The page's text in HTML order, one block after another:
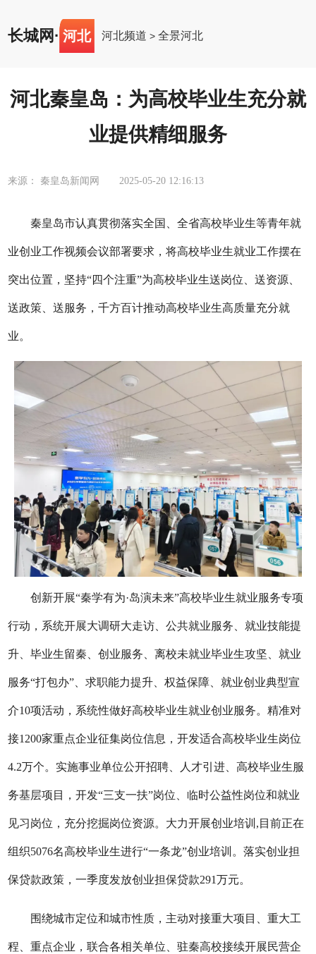
长城网 · 河北 河北频道 >全景河北
河北秦皇岛：为高校毕业生充分就
业提供精细服务
来源： 秦皇岛新闻网 2025-05-20 12:16:13
秦皇岛市认真贯彻落实全国、全省高校毕业生等青年就
业创业工作视频会议部署要求，将高校毕业生就业工作摆在
突出位置，坚持“四个注重”为高校毕业生送岗位、送资源、
送政策、送服务，千方百计推动高校毕业生高质量充分就
业。
创新开展“秦学有为·岛演未来”高校毕业生就业服务专项
行动，系统开展大调研大走访、公共就业服务、就业技能提
升、毕业生留秦、创业服务、离校未就业毕业生攻坚、就业
服务“打包办”、求职能力提升、权益保障、就业创业典型宣
介10项活动，系统性做好高校毕业生就业创业服务。精准对
接1200家重点企业征集岗位信息，开发适合高校毕业生岗位
4.2万个。实施事业单位公开招聘、人才引进、高校毕业生服
务基层项目，开发“三支一扶”岗位、临时公益性岗位和就业
见习岗位，充分挖掘岗位资源。大力开展创业培训,目前正在
组织5076名高校毕业生进行“一条龙”创业培训。落实创业担
保贷款政策，一季度发放创业担保贷款291万元。
围绕城市定位和城市性质，主动对接重大项目、重大工
程、重点企业，联合各相关单位、驻秦高校接续开展民营企